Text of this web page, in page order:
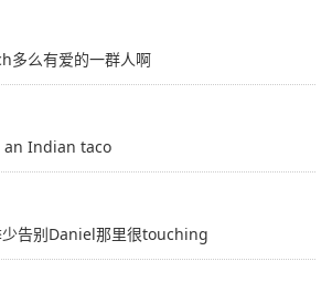
多么有爱的一群人啊
Indian taco
少告别Daniel那里很touching